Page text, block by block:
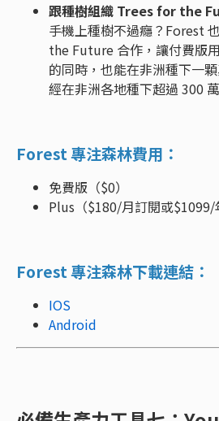
跟種樹組織 Trees for the
手機上種樹不過癮？Forest
the Future 合作，讓付費版
的同時，也能在非洲種下一
經在非洲各地種下超過 300
Forest 專注森林費用：
免費版（$0）
Plus（$180/月訂閱或$1099/
Forest 專注森林下載連結：
IOS
Android